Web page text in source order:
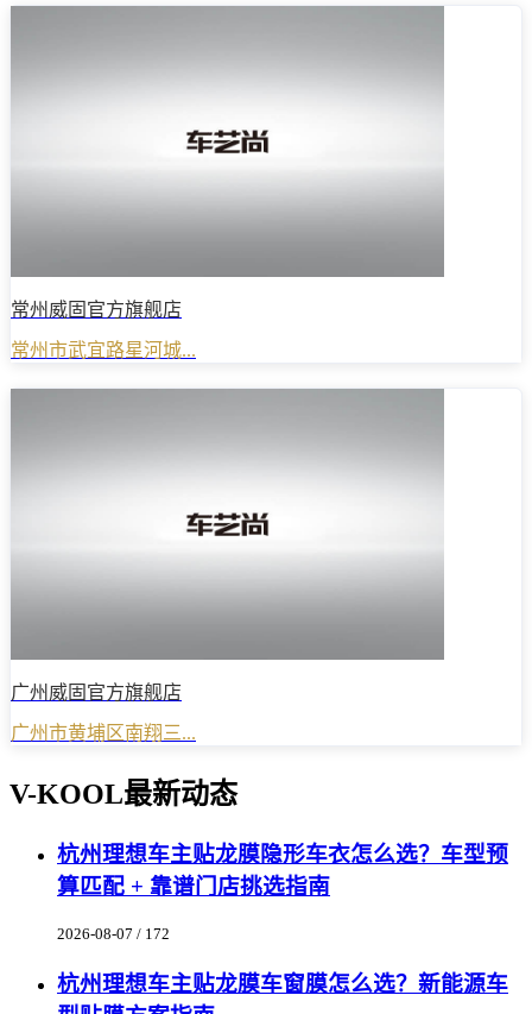
常州威固官方旗舰店
常州市武宜路星河城...
广州威固官方旗舰店
广州市黄埔区南翔三...
V-KOOL最新动态
杭州理想车主贴龙膜隐形车衣怎么选？车型预
算匹配 + 靠谱门店挑选指南
2026-08-07 / 172
杭州理想车主贴龙膜车窗膜怎么选？新能源车